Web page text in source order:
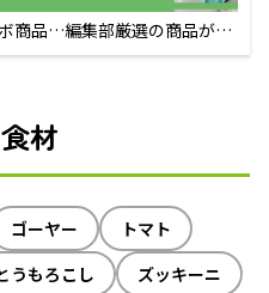
商品…編集部厳選の商品が買
材
ゴーヤー
トマト
うもろこし ズッキーニ